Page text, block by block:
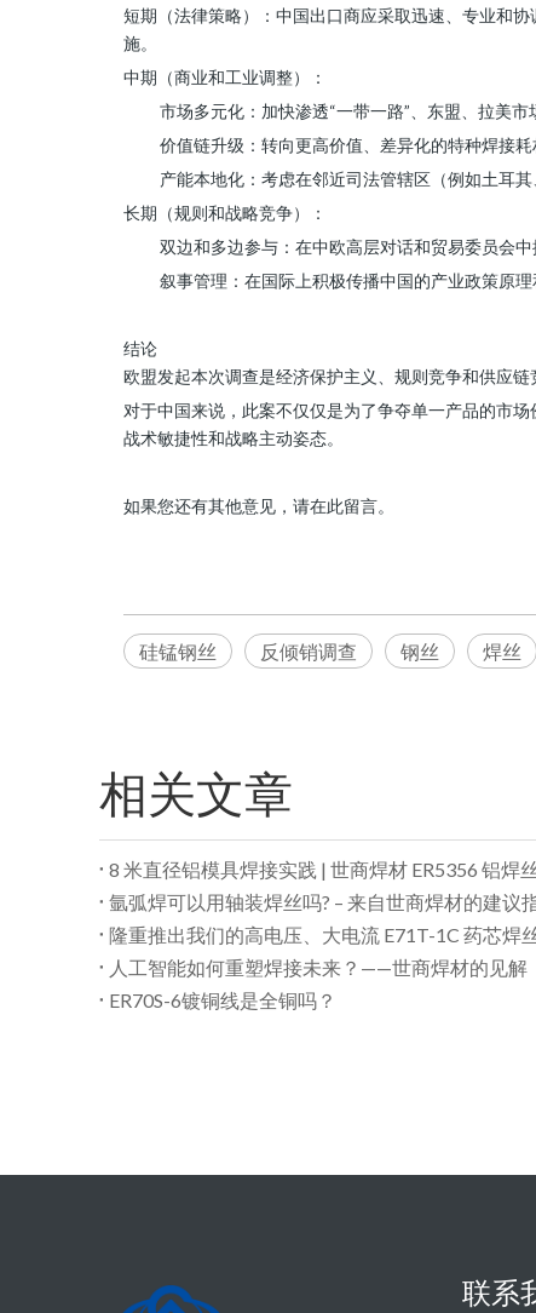
短期（法律策略）：中国出口商应采取迅速、专业和
施。
中期（商业和工业调整）：
市场多元化：加快渗透“一带一路”、东盟、拉美市
价值链升级：转向更高价值、差异化的特种焊接耗
产能本地化：考虑在邻近司法管辖区（例如土耳
长期（规则和战略竞争）：
双边和多边参与：在中欧高层对话和贸易委员会
叙事管理：在国际上积极传播中国的产业政策原理
结论
欧盟发起本次调查是经济保护主义、规则竞争和供应
对于中国来说，此案不仅仅是为了争夺单一产品的市
战术敏捷性和战略主动姿态。
如果您还有其他意见，请在此留言。
硅锰钢丝 反倾销调查 钢丝 焊丝
相关文章
8 米直径铝模具焊接实践 | 世商焊材 ER5356 铝焊
氩弧焊可以用轴装焊丝吗? – 来自世商焊材的建议
隆重推出我们的高电压、大电流 E71T-1C 药芯焊
人工智能如何重塑焊接未来？——世商焊材的见解
ER70S-6镀铜线是全铜吗？
联系